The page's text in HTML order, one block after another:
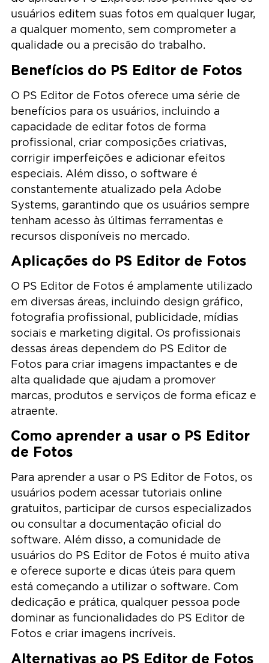
usuários editem suas fotos em qualquer lugar,
a qualquer momento, sem comprometer a
qualidade ou a precisão do trabalho.
Benefícios do PS Editor de Fotos
O PS Editor de Fotos oferece uma série de
benefícios para os usuários, incluindo a
capacidade de editar fotos de forma
profissional, criar composições criativas,
corrigir imperfeições e adicionar efeitos
especiais. Além disso, o software é
constantemente atualizado pela Adobe
Systems, garantindo que os usuários sempre
tenham acesso às últimas ferramentas e
recursos disponíveis no mercado.
Aplicações do PS Editor de Fotos
O PS Editor de Fotos é amplamente utilizado
em diversas áreas, incluindo design gráfico,
fotografia profissional, publicidade, mídias
sociais e marketing digital. Os profissionais
dessas áreas dependem do PS Editor de
Fotos para criar imagens impactantes e de
alta qualidade que ajudam a promover
marcas, produtos e serviços de forma eficaz e
atraente.
Como aprender a usar o PS Editor
de Fotos
Para aprender a usar o PS Editor de Fotos, os
usuários podem acessar tutoriais online
gratuitos, participar de cursos especializados
ou consultar a documentação oficial do
software. Além disso, a comunidade de
usuários do PS Editor de Fotos é muito ativa
e oferece suporte e dicas úteis para quem
está começando a utilizar o software. Com
dedicação e prática, qualquer pessoa pode
dominar as funcionalidades do PS Editor de
Fotos e criar imagens incríveis.
Alternativas ao PS Editor de Fotos